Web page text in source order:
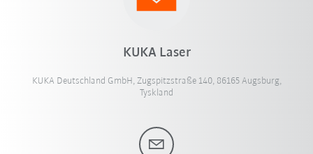
KUKA Laser
KUKA Deutschland GmbH, Zugspitzstraße 140, 86165 Augsburg,
Tyskland